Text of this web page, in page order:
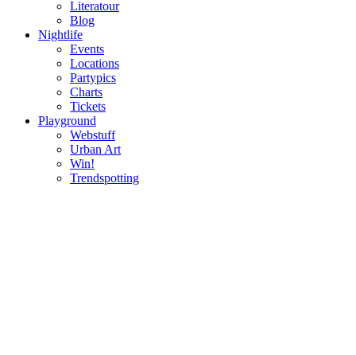
Literatour
Blog
Nightlife
Events
Locations
Partypics
Charts
Tickets
Playground
Webstuff
Urban Art
Win!
Trendspotting